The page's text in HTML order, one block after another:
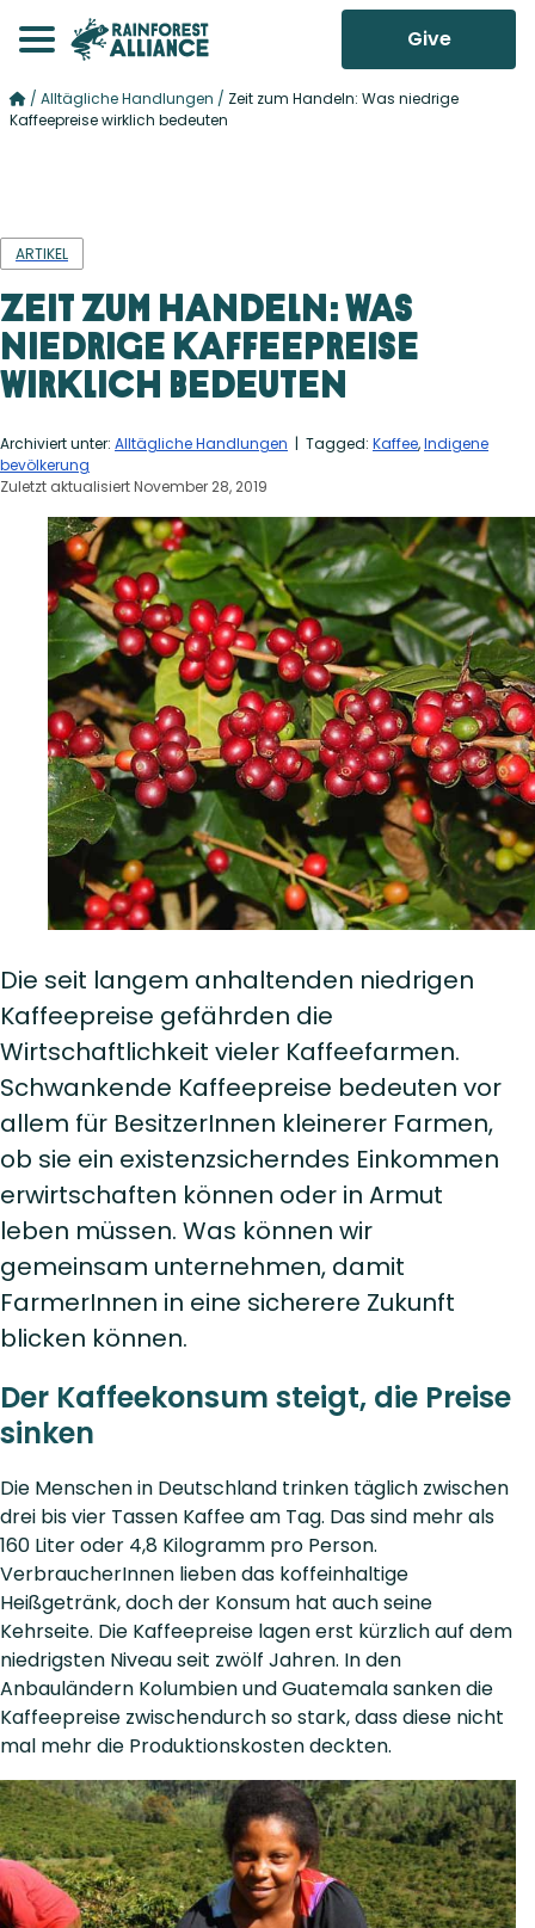
Give
/ Alltägliche Handlungen / Zeit zum Handeln: Was niedrige
Kaffeepreise wirklich bedeuten
ARTIKEL
Zeit zum Handeln: Was
niedrige Kaffeepreise
wirklich bedeuten
Archiviert unter: Alltägliche Handlungen | Tagged: Kaffee,Indigene
bevölkerung
Zuletzt aktualisiert November 28, 2019
Die seit langem anhaltenden niedrigen
Kaffeepreise gefährden die
Wirtschaftlichkeit vieler Kaffeefarmen.
Schwankende Kaffeepreise bedeuten vor
allem für BesitzerInnen kleinerer Farmen,
ob sie ein existenzsicherndes Einkommen
erwirtschaften können oder in Armut
leben müssen. Was können wir
gemeinsam unternehmen, damit
FarmerInnen in eine sicherere Zukunft
blicken können.
Der Kaffeekonsum steigt, die Preise
sinken
Die Menschen in Deutschland trinken täglich zwischen
drei bis vier Tassen Kaffee am Tag. Das sind mehr als
160 Liter oder 4,8 Kilogramm pro Person.
VerbraucherInnen lieben das koffeinhaltige
Heißgetränk, doch der Konsum hat auch seine
Kehrseite. Die Kaffeepreise lagen erst kürzlich auf dem
niedrigsten Niveau seit zwölf Jahren. In den
Anbauländern Kolumbien und Guatemala sanken die
Kaffeepreise zwischendurch so stark, dass diese nicht
mal mehr die Produktionskosten deckten.